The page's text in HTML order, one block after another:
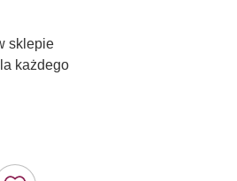
sklepie
każdego